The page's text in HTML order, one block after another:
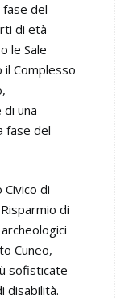
fase del
di età
le Sale
il Complesso
una
fase del
di
di
Cuneo,
sofisticate
disabilità.